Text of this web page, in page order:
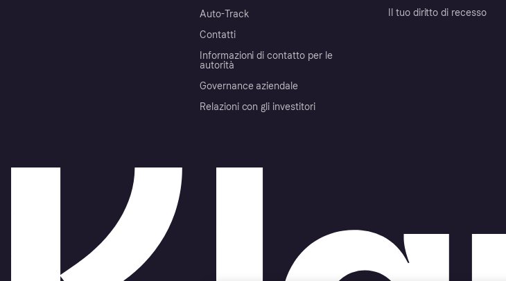
Auto-Track
Contatti
Informazioni di contatto per le
autorità
Governance aziendale
Relazioni con gli investitori
Il tuo diritto di recesso